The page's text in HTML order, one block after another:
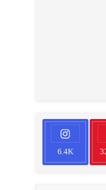
6.4K